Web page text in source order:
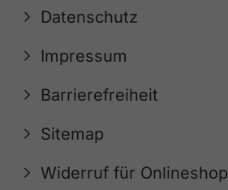
Datenschutz
Impressum
Barrierefreiheit
Sitemap
Widerruf für Onlineshop